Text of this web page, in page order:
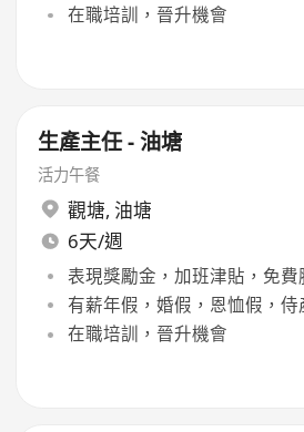
在職培訓，晉升機會
生產主任 - 油塘
活力午餐
觀塘, 油塘
6天/週
表現獎勵金，加班津貼，免費
有薪年假，婚假，恩恤假，侍
在職培訓，晉升機會